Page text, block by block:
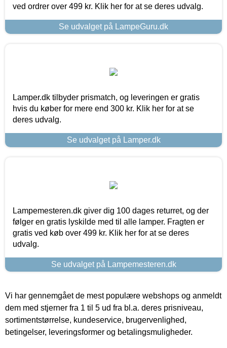
ved ordrer over 499 kr. Klik her for at se deres udvalg.
Se udvalget på LampeGuru.dk
Lamper.dk tilbyder prismatch, og leveringen er gratis
hvis du køber for mere end 300 kr. Klik her for at se
deres udvalg.
Se udvalget på Lamper.dk
Lampemesteren.dk giver dig 100 dages returret, og der
følger en gratis lyskilde med til alle lamper. Fragten er
gratis ved køb over 499 kr. Klik her for at se deres
udvalg.
Se udvalget på Lampemesteren.dk
Vi har gennemgået de mest populære webshops og anmeldt
dem med stjerner fra 1 til 5 ud fra bl.a. deres prisniveau,
sortimentstørrelse, kundeservice, brugervenlighed,
betingelser, leveringsformer og betalingsmuligheder.